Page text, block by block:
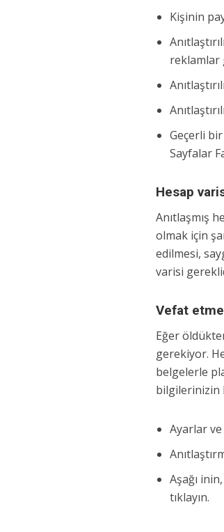
Kişinin
reklamlar
Geçerli
Sayfalar
Hesap
Anıtlaşmış
olmak için
edilmesi,
varisi
Vefat
Eğer
gerekiyor.
belgelerle
bilgilerinizin
Ayarlar ve
Aşağı
tıklayın.